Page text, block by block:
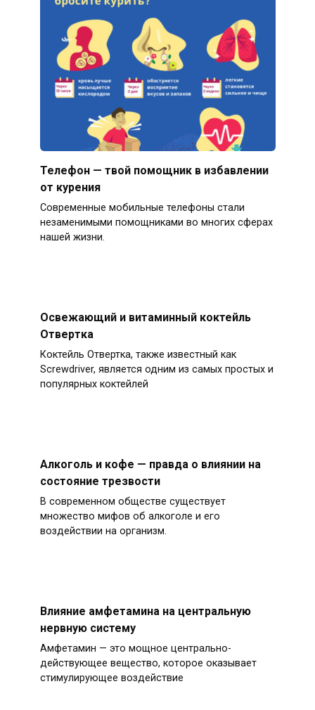
Телефон — твой помощник в избавлении
от курения
Современные мобильные телефоны стали
незаменимыми помощниками во многих сферах
нашей жизни.
Освежающий и витаминный коктейль
Отвертка
Коктейль Отвертка, также известный как
Screwdriver, является одним из самых простых и
популярных коктейлей
Алкоголь и кофе — правда о влиянии на
состояние трезвости
В современном обществе существует
множество мифов об алкоголе и его
воздействии на организм.
Влияние амфетамина на центральную
нервную систему
Амфетамин — это мощное центрально-
действующее вещество, которое оказывает
стимулирующее воздействие